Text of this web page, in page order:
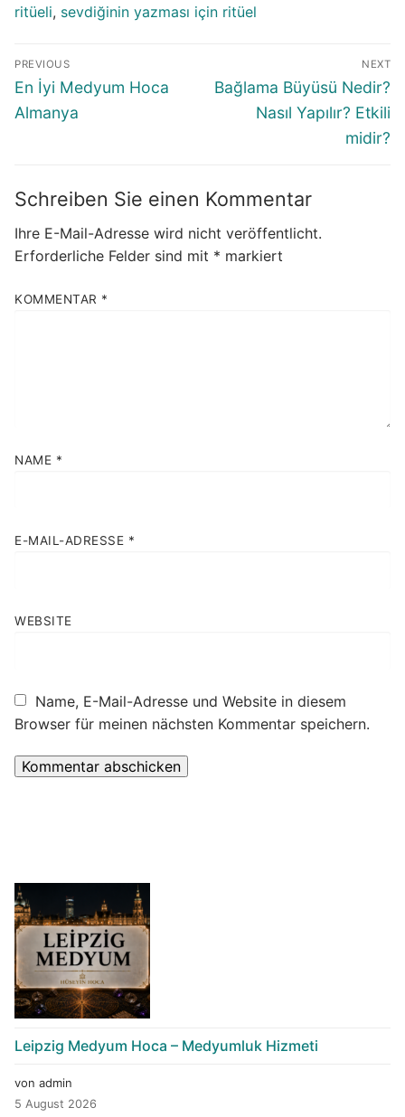
ritüeli, sevdiğinin yazması için ritüel
Beitragsnavigation
PREVIOUS
Previous
post:
En İyi Medyum Hoca
Almanya
NEXT
Next
Bağlama Büyüsü Nedir?
Nasıl Yapılır? Etkili
midir?
Schreiben Sie einen Kommentar
Ihre E-Mail-Adresse wird nicht veröffentlicht.
Erforderliche Felder sind mit * markiert
KOMMENTAR *
NAME *
E-MAIL-ADRESSE *
WEBSITE
Name, E-Mail-Adresse und Website in diesem
Browser für meinen nächsten Kommentar speichern.
Leipzig Medyum Hoca – Medyumluk Hizmeti
von admin
5 August 2026